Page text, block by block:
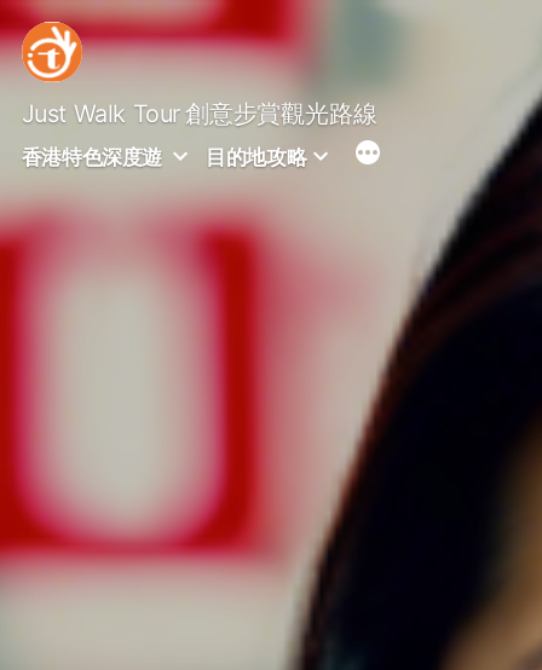
Skip
to
Just Walk Tour創意步賞觀光路線
香港特色深度遊 目的地攻略